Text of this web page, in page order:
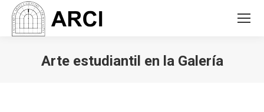
Arte estudiantil en la Galería